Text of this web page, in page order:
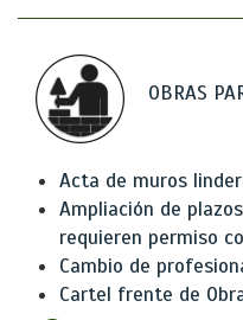
OBRAS
Acta de muros
Ampliación de
requieren permiso
Cambio de
Cartel frente de